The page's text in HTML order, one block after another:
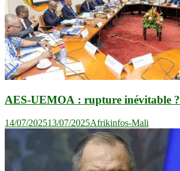
AES-UEMOA : rupture inévitable ?
14/07/202513/07/2025Afrikinfos-Mali